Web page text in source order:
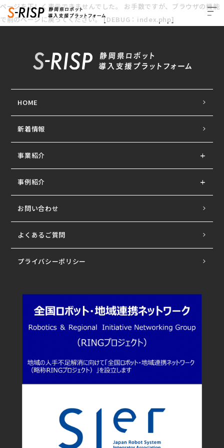
ページを正しく表示できませんでした。 お手数ですが、ブラウザの機能
で前のページに戻ってください。 [DEBUG：index.php]
HOME
新着情報
事業紹介
事例紹介
お問い合わせ
よくあるご質問
プライバシーポリシー